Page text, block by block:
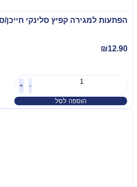
הפתעות למגירה קפיץ סלינקי חייכן/סמיילי
₪12.90
+
הוספה לסל